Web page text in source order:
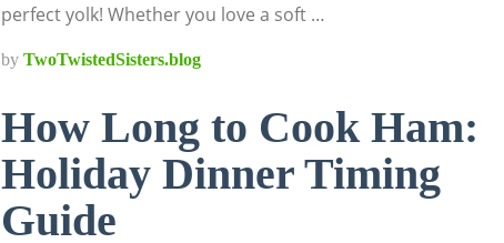
perfect yolk! Whether you love a soft …
by TwoTwistedSisters.blog
How Long to Cook Ham:
Holiday Dinner Timing
Guide